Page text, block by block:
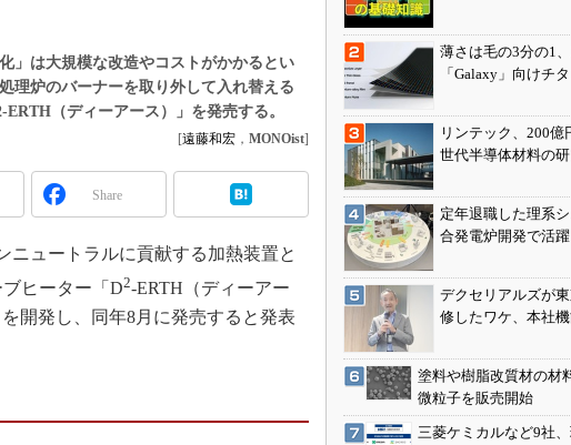
ものづくりワールド
オープンネット展
車載ソフト開発
ISO26262
3Dプリンタ
デジタルツインとCAE
イノベーション
」は大規模な改造やコストがかかるとい
理炉のバーナーを取り外して入れ替える
（ディーアース）」を発売する。
[遠藤和宏 ， MONOist]
Share
ュートラルに貢献する加熱装置と
ヒーター「D2-ERTH（ディーアー
を開発し、同年8月に発売すると発表
薄さは毛の3分の1
「Galaxy」向けチ
リンテック、200億
世代半導体材料の
定年退職した理系
合発電炉開発で活
デクセリアルズが
修したワケ、本社
塗料や樹脂改質材の材
微粒子を販売開始
三菱ケミカルなど9社